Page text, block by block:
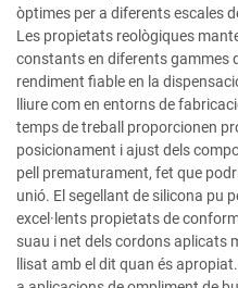
òptimes per a diferents escales
Les propietats reològiques
constants en diferents gammes
rendiment fiable en la
lliure com en entorns de
temps de treball proporcionen
posicionament i ajust dels
pell prematurament, fet que
unió. El segellant de silicona pu
excel·lents propietats de
suau i net dels cordons aplicats
llisat amb el dit quan és